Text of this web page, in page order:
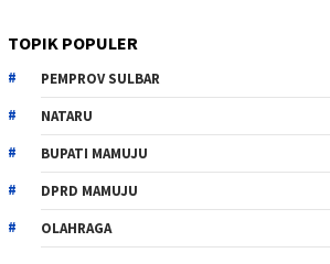
TOPIK POPULER
PEMPROV SULBAR
NATARU
BUPATI MAMUJU
DPRD MAMUJU
OLAHRAGA